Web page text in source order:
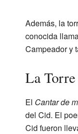
Además, la
conocida
Campeador y
La
El Cantar de
del Cid. El
Cid fueron